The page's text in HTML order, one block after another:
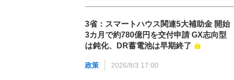
3省：スマートハウス関連5大補助金 開始
3カ月で約780億円を交付申請 GX志向型
は鈍化、DR蓄電池は早期終了
政策 2026/8/3 17:00